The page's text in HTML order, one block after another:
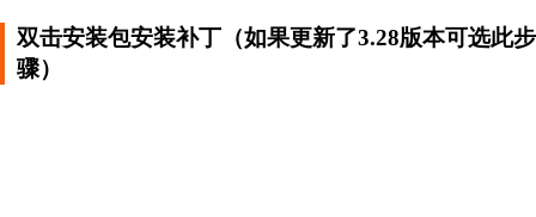
双击安装包安装补丁（如果更新了3.28版本可选此步
骤）